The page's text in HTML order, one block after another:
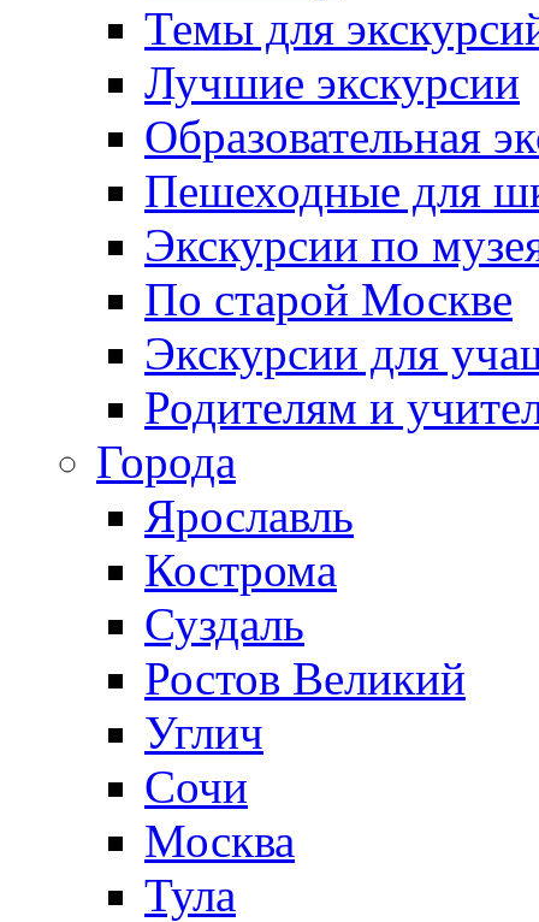
Темы для
Лучшие экскурсии
Образовательная
Пешеходные для
Экскурсии по
По старой Москве
Экскурсии для
Родителям и
Города
Ярославль
Кострома
Суздаль
Ростов Великий
Углич
Сочи
Москва
Тула